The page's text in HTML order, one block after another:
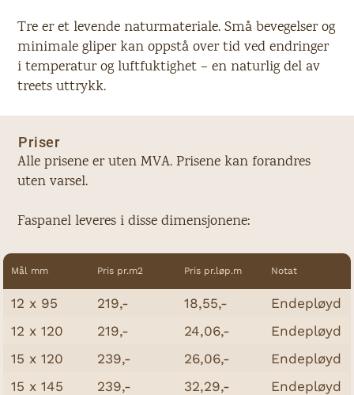
Tre er et levende naturmateriale. Små bevegelser og
minimale gliper kan oppstå over tid ved endringer
i temperatur og luftfuktighet – en naturlig del av
treets uttrykk.
Priser
Alle prisene er uten MVA. Prisene kan forandres
uten varsel.
Faspanel leveres i disse dimensjonene:
Mål mm Pris pr.m2 Pris pr.løp.m Notat
12 x 95 219,- 18,55,-
Endepløyd
12 x 120
219,- 24,06,-
Endepløyd
15 x 120
239,- 26,06,-
Endepløyd
15 x 145
239,- 32,29,-
Endepløyd